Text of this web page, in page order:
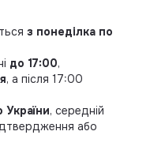
з понеділка по
до 17:00,
, а після 17:00
, середній
або